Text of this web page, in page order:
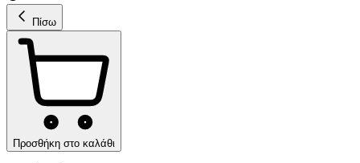
Πίσω
Προσθήκη στο καλάθι